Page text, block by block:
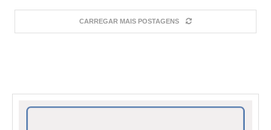
CARREGAR MAIS POSTAGENS